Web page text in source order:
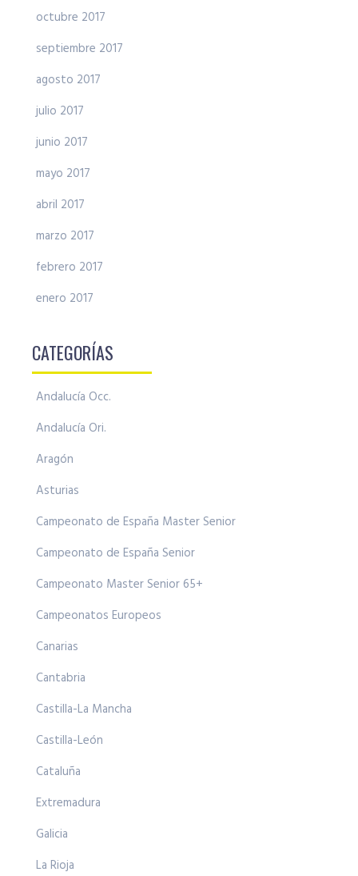
octubre 2017
septiembre 2017
agosto 2017
julio 2017
junio 2017
mayo 2017
abril 2017
marzo 2017
febrero 2017
enero 2017
CATEGORÍAS
Andalucía Occ.
Andalucía Ori.
Aragón
Asturias
Campeonato de España Master Senior
Campeonato de España Senior
Campeonato Master Senior 65+
Campeonatos Europeos
Canarias
Cantabria
Castilla-La Mancha
Castilla-León
Cataluña
Extremadura
Galicia
La Rioja